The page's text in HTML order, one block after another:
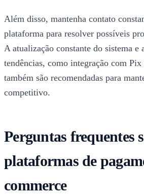
Além disso, mantenha contato
plataforma para resolver possíveis
A atualização constante do sistema e
tendências, como integração com
também são recomendadas para
competitivo.
Perguntas frequentes
plataformas de
commerce